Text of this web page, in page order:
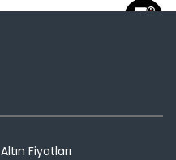
Altın Fiyatları